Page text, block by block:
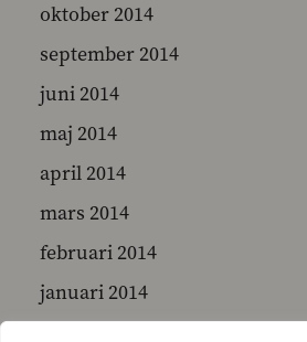
oktober 2014
september 2014
juni 2014
maj 2014
april 2014
mars 2014
februari 2014
januari 2014